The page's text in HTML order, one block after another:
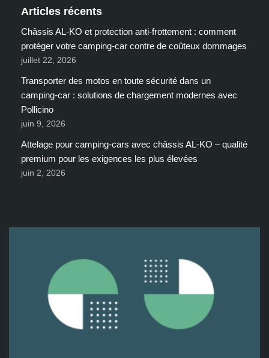
Articles récents
Châssis AL-KO et protection anti-frottement : comment
protéger votre camping-car contre de coûteux dommages
juillet 22, 2026
Transporter des motos en toute sécurité dans un
camping-car : solutions de chargement modernes avec
Pollicino
juin 9, 2026
Attelage pour camping-cars avec châssis AL-KO – qualité
premium pour les exigences les plus élevées
juin 2, 2026